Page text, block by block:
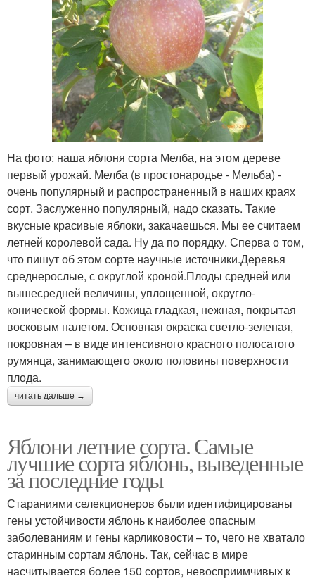
На фото: наша яблоня сорта Мелба, на этом дереве
первый урожай. Мелба (в простонародье - Мельба) -
очень популярный и распространенный в наших краях
сорт. Заслуженно популярный, надо сказать. Такие
вкусные красивые яблоки, закачаешься. Мы ее считаем
летней королевой сада. Ну да по порядку. Сперва о том,
что пишут об этом сорте научные источники.Деревья
среднерослые, с округлой кроной.Плоды средней или
вышесредней величины, уплощенной, округло-
конической формы. Кожица гладкая, нежная, покрытая
восковым налетом. Основная окраска светло-зеленая,
покровная – в виде интенсивного красного полосатого
румянца, занимающего около половины поверхности
плода.
читать дальше →
Яблони летние сорта. Самые
лучшие сорта яблонь, выведенные
за последние годы
Стараниями селекционеров были идентифицированы
гены устойчивости яблонь к наиболее опасным
заболеваниям и гены карликовости – то, чего не хватало
старинным сортам яблонь. Так, сейчас в мире
насчитывается более 150 сортов, невосприимчивых к